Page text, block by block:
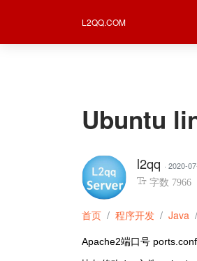
L2QQ.COM
Ubuntu
l2qq · 2020-
字数 7966
首页 程序开发 Java
Apache2端口号